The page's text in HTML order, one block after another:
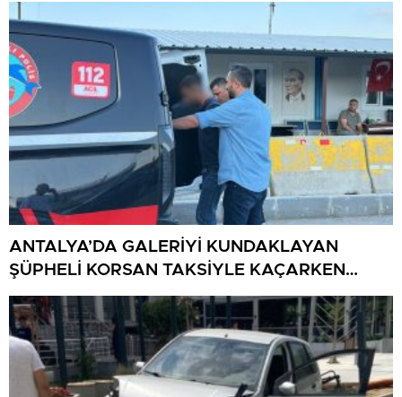
ANTALYA’DA GALERİYİ KUNDAKLAYAN
ŞÜPHELİ KORSAN TAKSİYLE KAÇARKEN
KÜTAHYA’DA YAKALANDI